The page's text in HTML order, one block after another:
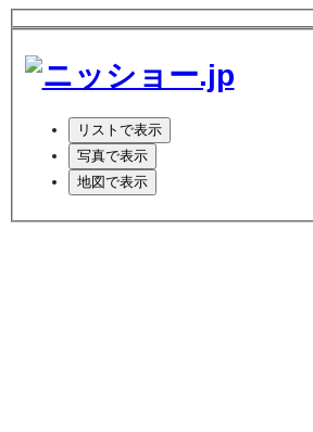
リスト で表示
写真で表示
地図で表示